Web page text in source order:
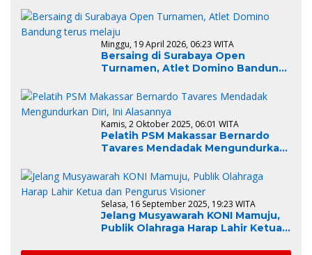
Minggu, 19 April 2026, 06:23 WITA
Bersaing di Surabaya Open
Turnamen, Atlet Domino Bandung
Kamis, 2 Oktober 2025, 06:01 WITA
Pelatih PSM Makassar Bernardo
Tavares Mendadak Mengundurkan
Selasa, 16 September 2025, 19:23 WITA
Jelang Musyawarah KONI Mamuju,
Publik Olahraga Harap Lahir Ketua